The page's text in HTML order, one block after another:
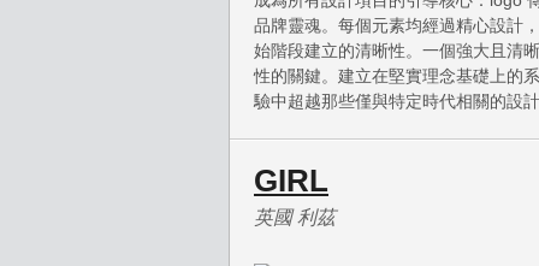
品牌靈魂。每個元素均經過精心設計
始階段建立的清晰性。一個強大且清
性的關鍵。建立在堅實理念基礎上的
驗中超越那些僅與特定時代相關的設
GIRL
英國 利茲